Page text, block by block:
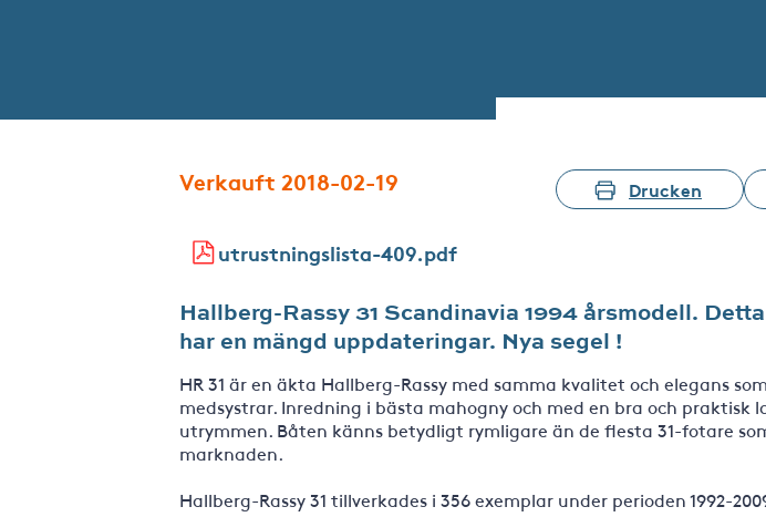
Verkauft 2018-02-19 Drucken
utrustningslista-409.pdf
Hallberg-Rassy 31 Scandinavia 1994 årsmodell.
har en mängd uppdateringar. Nya segel !
HR 31 är en äkta Hallberg-Rassy med samma kvalitet och elegans
medsystrar. Inredning i bästa mahogny och med en bra och praktisk
utrymmen. Båten känns betydligt rymligare än de flesta 31-fotare
marknaden.
Hallberg-Rassy 31 tillverkades i 356 exemplar under perioden 1992-